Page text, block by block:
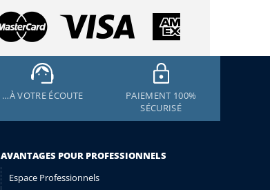
…À VOTRE ÉCOUTE
PAIEMENT 100%
SÉCURISÉ
AVANTAGES POUR PROFESSIONNELS
Espace Professionnels